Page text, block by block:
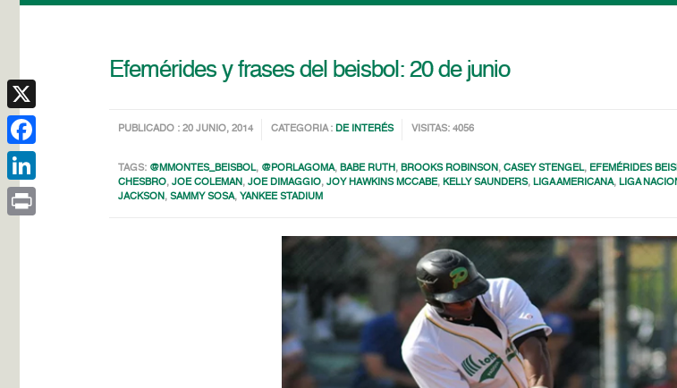
Efemérides y frases del beisbol: 20 de junio
PUBLICADO : 20 JUNIO, 2014 CATEGORIA : DE INTERÉS VISITAS: 4056
TAGS: @MMONTES_BEISBOL, @PORLAGOMA, BABE RUTH , BROOKS ROBINSON ,CASEY STENGEL, EFEMÉRIDES
CHESBRO,JOE COLEMAN ,JOE DIMAGGIO,JOY HAWKINS MCCABE, KELLY SAUNDERS, LIGA AMERICANA, LIGA
JACKSON ,SAMMY SOSA, YANKEE STADIUM
X
Facebook
LinkedIn